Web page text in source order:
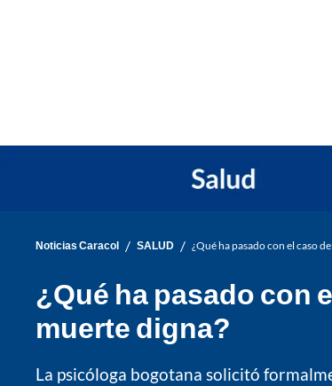
Noticias Caracol / SALUD / ¿Qué ha pasado con el caso
¿Qué ha pasado con
muerte digna?
La psicóloga bogotana solicitó